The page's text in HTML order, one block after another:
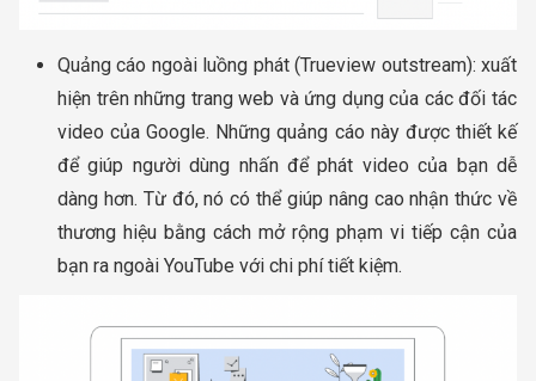
Quảng cáo ngoài luồng phát (Trueview outstream): xuất
hiện trên những trang web và ứng dụng của các đối tác
video của Google. Những quảng cáo này được thiết kế
để giúp người dùng nhấn để phát video của bạn dễ
dàng hơn. Từ đó, nó có thể giúp nâng cao nhận thức về
thương hiệu bằng cách mở rộng phạm vi tiếp cận của
bạn ra ngoài YouTube với chi phí tiết kiệm.